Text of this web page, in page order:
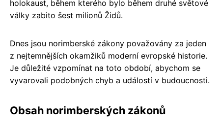
holokaust, během kterého bylo během druhé světové
války zabito šest milionů Židů.
Dnes jsou norimberské zákony považovány za jeden
z nejtemnějších okamžiků moderní evropské historie.
Je důležité vzpomínat na toto období, abychom se
vyvarovali podobných chyb a událostí v budoucnosti.
Obsah norimberských zákonů